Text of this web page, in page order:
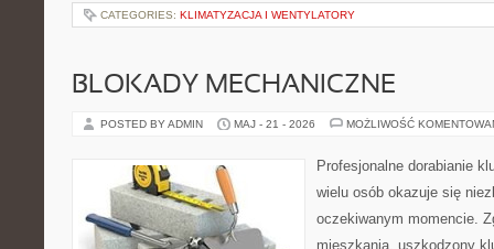
CATEGORIES: KLIMATYZACJA I WENTYLATORY
BLOKADY MECHANICZNE
POSTED BY ADMIN MAJ - 21 - 2026 MOŻLIWOŚĆ
Profesjonalne dorabianie
wielu osób okazuje się
oczekiwanym momencie.
mieszkania, uszkodzony